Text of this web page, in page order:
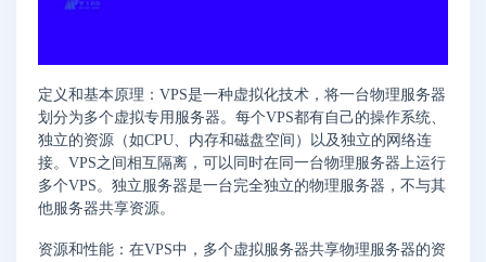
定义和基本原理：VPS是一种虚拟化技术，将一台物理服务器
划分为多个虚拟专用服务器。每个VPS都有自己的操作系统、
独立的资源（如CPU、内存和磁盘空间）以及独立的网络连
接。VPS之间相互隔离，可以同时在同一台物理服务器上运行
多个VPS。独立服务器是一台完全独立的物理服务器，不与其
他服务器共享资源。
资源和性能：在VPS中，多个虚拟服务器共享物理服务器的资